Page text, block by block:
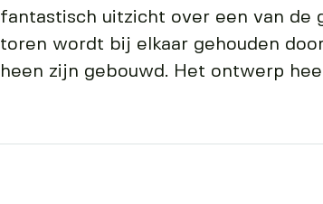
fantastisch uitzicht over een van de
toren wordt bij elkaar gehouden
heen zijn gebouwd. Het ontwerp